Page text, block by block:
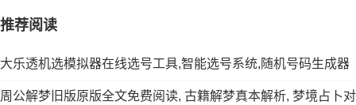
推荐阅读
大乐透机选模拟器在线选号工具,智能选号系统,随机号码生成器
周公解梦旧版原版全文免费阅读, 古籍解梦真本解析, 梦境占卜对